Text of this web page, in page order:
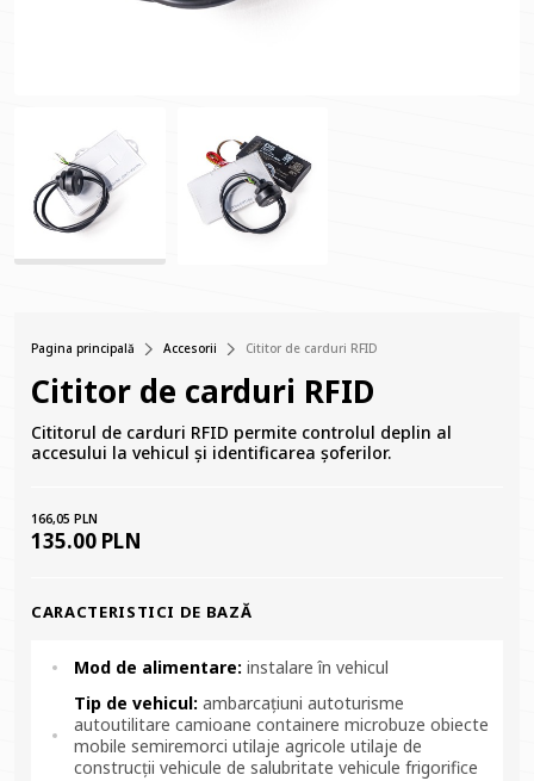
Pagina principală Accesorii Cititor de carduri RFID
Cititor de carduri RFID
Cititorul de carduri RFID permite controlul deplin al
accesului la vehicul și identificarea șoferilor.
166,05 PLN
135.00 PLN
CARACTERISTICI DE BAZĂ
Mod de alimentare: instalare în vehicul
Tip de vehicul: ambarcațiuni autoturisme
autoutilitare camioane containere microbuze obiecte
mobile semiremorci utilaje agricole utilaje de
construcții vehicule de salubritate vehicule frigorifice